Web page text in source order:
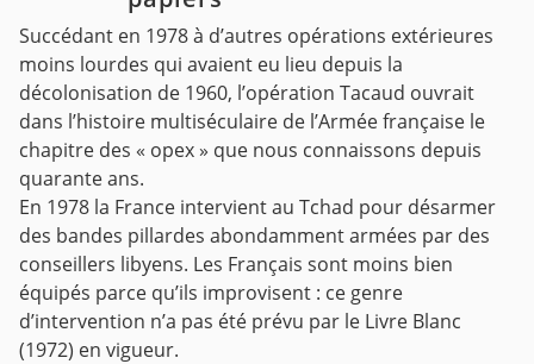
Succédant en 1978 à d’autres opérations extérieures
moins lourdes qui avaient eu lieu depuis la
décolonisation de 1960, l’opération Tacaud ouvrait
dans l’histoire multiséculaire de l’Armée française le
chapitre des « opex » que nous connaissons depuis
quarante ans.
En 1978 la France intervient au Tchad pour désarmer
des bandes pillardes abondamment armées par des
conseillers libyens. Les Français sont moins bien
équipés parce qu’ils improvisent : ce genre
d’intervention n’a pas été prévu par le Livre Blanc
(1972) en vigueur.